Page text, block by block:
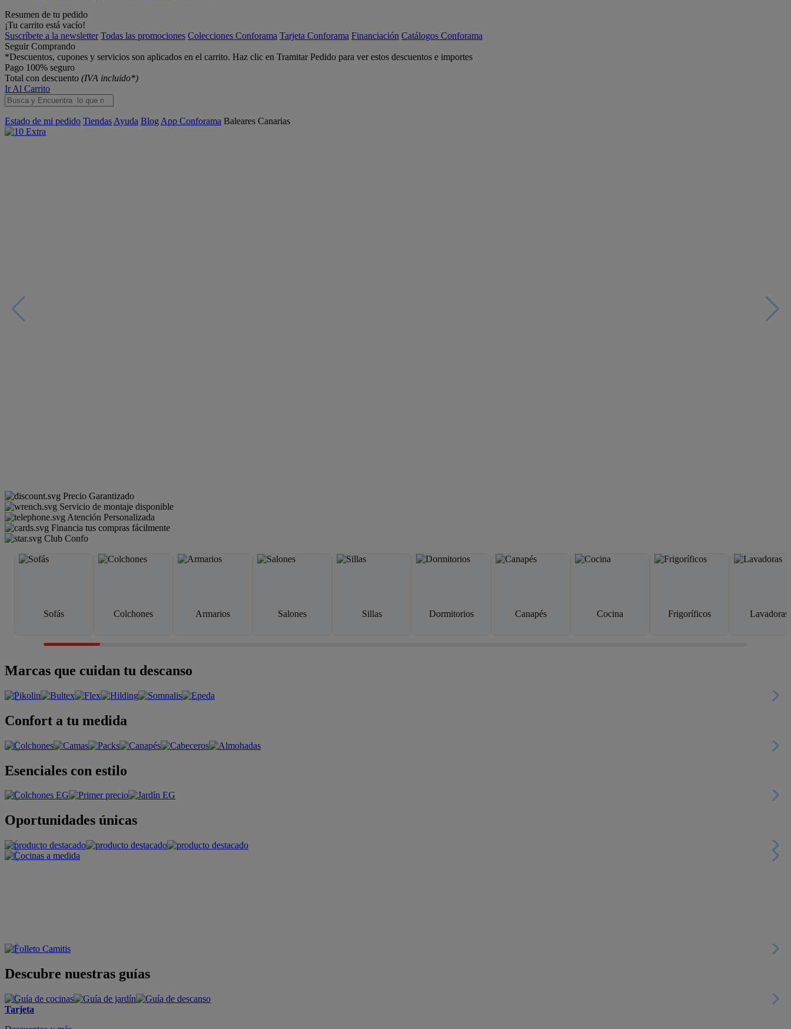
Resumen de tu pedido
¡Tu carrito está vacío!
Suscríbete a la newsletter Todas las promociones Colecciones Conforama Tarjeta Conforama Financiación Catálogos Conforama
Seguir Comprando
*Descuentos, cupones y servicios son aplicados en el carrito. Haz clic en Tramitar Pedido para ver estos descuentos e importes
Pago 100% seguro
Total con descuento (IVA incluido*)
Ir Al Carrito
Estado de mi pedido Tiendas Ayuda Blog App Conforama Baleares Canarias
Precio Garantizado
Servicio de montaje disponible
Atención Personalizada
Financia tus compras fácilmente
Club Confo
Sofás Colchones Armarios Salones Sillas Dormitorios Canapés Cocina Frigoríficos Lavadoras
Marcas que cuidan tu descanso
Confort a tu medida
Esenciales con estilo
Oportunidades únicas
Descubre nuestras guías
Tarjeta